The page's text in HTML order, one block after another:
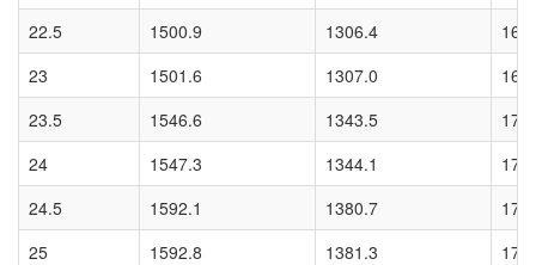
22.5
1500.9 1306.4
23
1501.6 1307.0
23.5
1546.6 1343.5
24
1547.3 1344.1
24.5
1592.1 1380.7
25
1592.8 1381.3